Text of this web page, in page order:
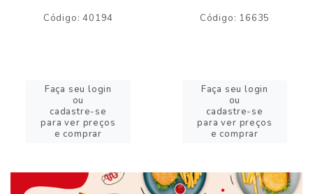
Código: 40194
Faça seu login
ou
cadastre-se
para ver preços
e comprar
Código: 16635
Faça seu login
ou
cadastre-se
para ver preços
e comprar